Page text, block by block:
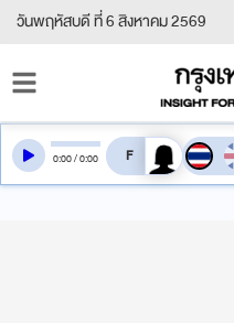
วันพฤหัสบดี ที่ 6 สิงหาคม 2569
0:00/0:00 สลับเสียงอ่าน